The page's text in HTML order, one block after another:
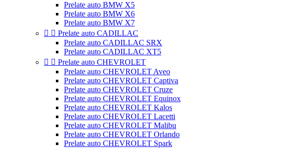
Prelate auto BMW X5
Prelate auto BMW X6
Prelate auto BMW X7
  Prelate auto CADILLAC
Prelate auto CADILLAC SRX
Prelate auto CADILLAC XT5
  Prelate auto CHEVROLET
Prelate auto CHEVROLET Aveo
Prelate auto CHEVROLET Captiva
Prelate auto CHEVROLET Cruze
Prelate auto CHEVROLET Equinox
Prelate auto CHEVROLET Kalos
Prelate auto CHEVROLET Lacetti
Prelate auto CHEVROLET Malibu
Prelate auto CHEVROLET Orlando
Prelate auto CHEVROLET Spark